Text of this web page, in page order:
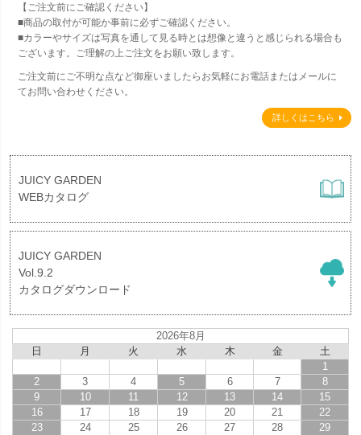
【ご注文前にご確認ください】
■商品の取付が可能か事前に必ずご確認ください。
■カラーやサイズは写真を通して見る時とは想像と違うと感じられる場合も
ございます。ご理解の上ご注文をお願い致します。
ご注文前にご不明な点など御座いましたらお気軽にお電話またはメールに
てお問い合わせください。
詳しくはこちら
JUICY GARDEN
WEBカタログ
JUICY GARDEN
Vol.9.2
カタログダウンロード
2026年8月
日
月 火 水 木 金
土
1
2
3 4 5 6 7
8
9
10 11 12 13 14
15
16
17 18 19 20 21
22
23
24 25 26 27 28
29